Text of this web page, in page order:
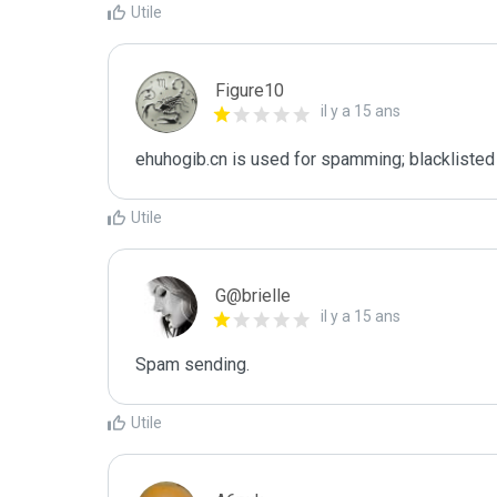
Utile
Figure10
il y a 15 ans
ehuhogib.cn is used for spamming;
Utile
G@brielle
il y a 15 ans
Spam sending.
Utile